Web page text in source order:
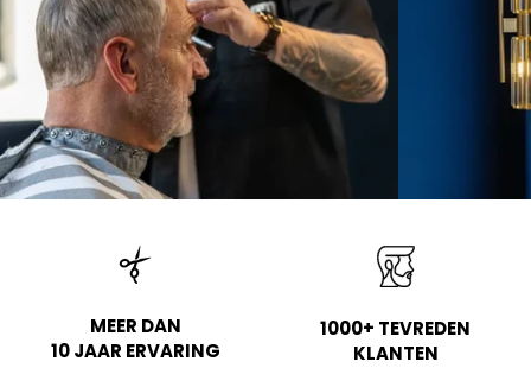
MEER DAN
10 JAAR ERVARING
1000+ TEVREDEN
KLANTEN